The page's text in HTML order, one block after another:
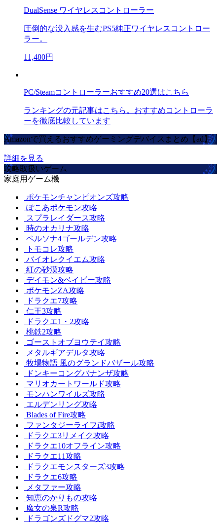
DualSense ワイヤレスコントローラー
圧倒的な没入感を生むPS5純正ワイヤレスコントロー
ラー。
11,480円
PC/Steamコントローラーおすすめ20選はこちら
ランキングの元記事はこちら。おすすめコントローラ
ーを徹底比較しています
Amazonで買えるおすすめゲーミングデバイスまとめ【ad】
詳細を見る
攻略取扱いゲーム
家庭用ゲーム機
ポケモンチャンピオンズ攻略
ぽこあポケモン攻略
スプラレイダース攻略
時のオカリナ攻略
ペルソナ4ゴールデン攻略
トモコレ攻略
バイオレクイエム攻略
紅の砂漠攻略
デイモン&ベイビー攻略
ポケモンZA攻略
ドラクエ7攻略
仁王3攻略
ドラクエ1・2攻略
桃鉄2攻略
ゴーストオブヨウテイ攻略
メタルギアデルタ攻略
牧場物語 風のグランドバザール攻略
ドンキーコングバナンザ攻略
マリオカートワールド攻略
モンハンワイルズ攻略
エルデンリング攻略
Blades of Fire攻略
ファンタジーライフi攻略
ドラクエ3リメイク攻略
ドラクエ10オフライン攻略
ドラクエ11攻略
ドラクエモンスターズ3攻略
ドラクエ6攻略
メタファー攻略
知恵のかりもの攻略
魔女の泉R攻略
ドラゴンズドグマ2攻略